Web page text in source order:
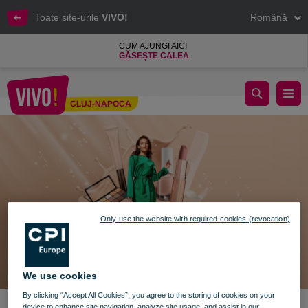
Toate site-urile VIVO! Română
CUM AJUNGI AICI
GĂSEȘTE CALEA
CLUJ-NAPOCA
BEAUTY TRENDS ÎN LUMEA VIVO!
We use cookies
By clicking “Accept All Cookies”, you agree to the storing of cookies on your
device to enhance site navigation, analyze site usage, and assist in our
Only use the website with required cookies (revocation)